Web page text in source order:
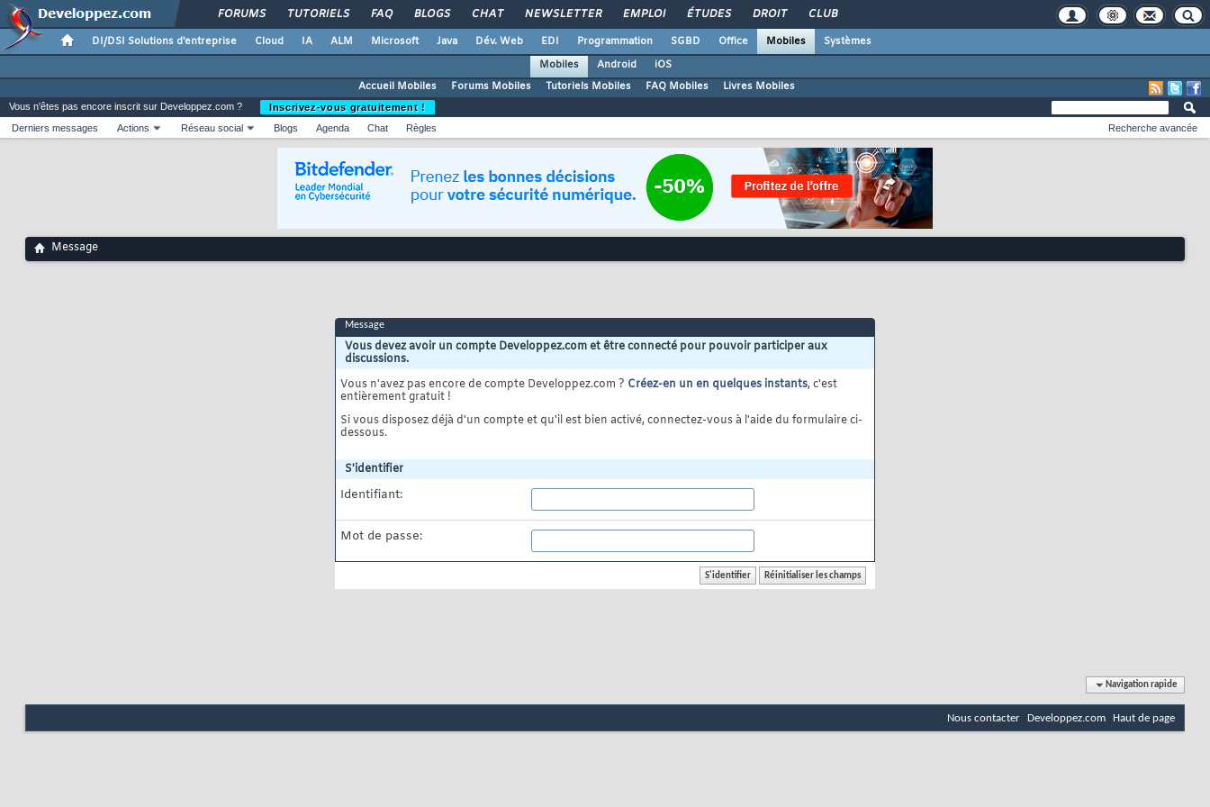
FORUMS TUTORIELS FAQ BLOGS CHAT NEWSLETTER EMPLOI ÉTUDES DROIT CLUB
DI/DSI Solutions d'entreprise Cloud IA ALM Microsoft Java Dév. Web EDI Programmation SGBD Office Mobiles
Systèmes
Mobiles
Android
iOS
Accueil Mobiles
Forums Mobiles Tutoriels Mobiles FAQ Mobiles Livres Mobiles
Vous n'êtes pas encore inscrit sur Developpez.com ?
Inscrivez-vous gratuitement !
Derniers messages
Actions Réseau social Blogs Agenda Chat Règles Recherche avancée
Message
Message
Vous devez avoir un compte Developpez.com et être connecté pour pouvoir participer aux
discussions.
Vous n'avez pas encore de compte Developpez.com ? Créez-en un en quelques instants, c'est
entièrement gratuit !
Si vous disposez déjà d'un compte et qu'il est bien activé, connectez-vous à l'aide du formulaire ci-
dessous.
S'identifier
Identifiant:
Mot de passe:
Navigation rapide
Nous contacter Developpez.com Haut de page